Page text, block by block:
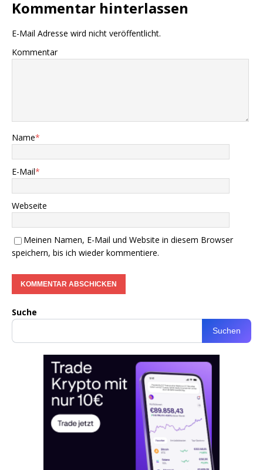
Kommentar hinterlassen
E-Mail Adresse wird nicht veröffentlicht.
Kommentar
Name*
E-Mail*
Webseite
Meinen Namen, E-Mail und Website in diesem Browser
speichern, bis ich wieder kommentiere.
Suche
Suchen